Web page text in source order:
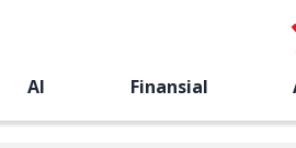
AI Finansial